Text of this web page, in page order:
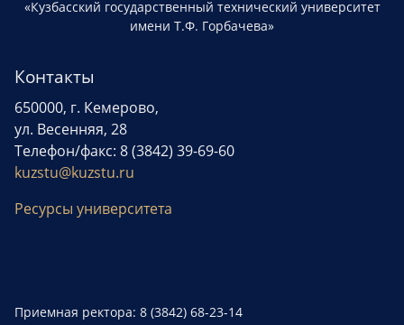
«Кузбасский государственный технический университет
имени Т.Ф. Горбачева»
Контакты
650000, г. Кемерово,
ул. Весенняя, 28
Телефон/факс: 8 (3842) 39-69-60
kuzstu@kuzstu.ru
Ресурсы университета
Приемная ректора: 8 (3842) 68-23-14